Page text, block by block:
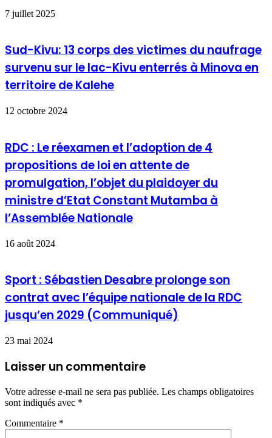
7 juillet 2025
Sud-Kivu: 13 corps des victimes du naufrage
survenu sur le lac-Kivu enterrés à Minova en
territoire de Kalehe
12 octobre 2024
RDC : Le réexamen et l’adoption de 4
propositions de loi en attente de
promulgation, l’objet du plaidoyer du
ministre d’Etat Constant Mutamba à
l’Assemblée Nationale
16 août 2024
Sport : Sébastien Desabre prolonge son
contrat avec l’équipe nationale de la RDC
jusqu’en 2029 (Communiqué)
23 mai 2024
Laisser un commentaire
Votre adresse e-mail ne sera pas publiée. Les champs obligatoires
sont indiqués avec *
Commentaire *